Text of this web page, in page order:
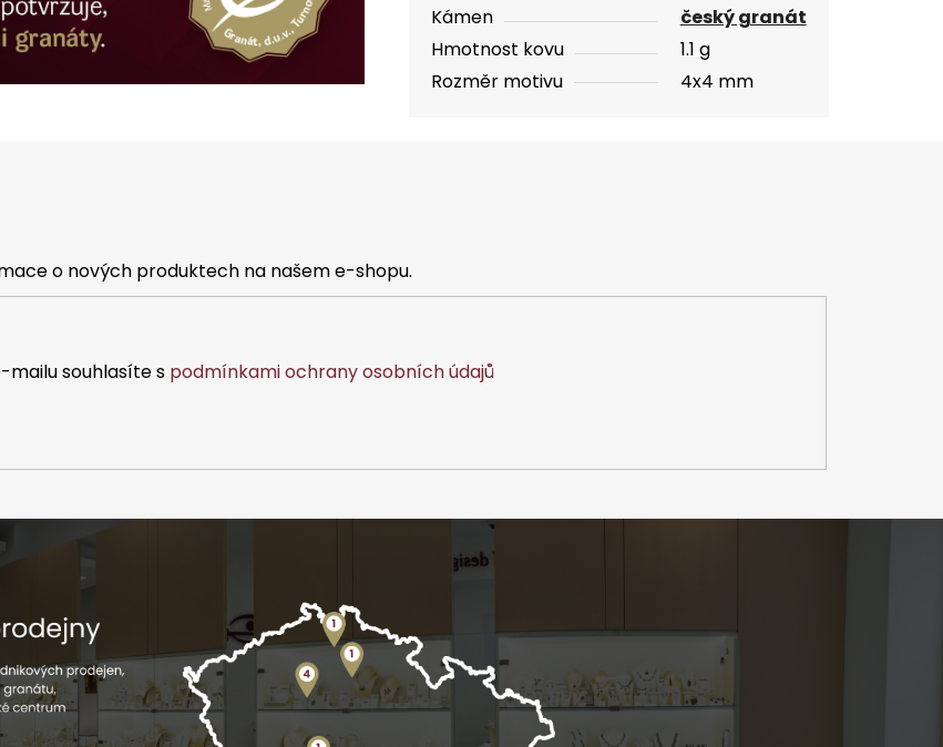
Kámen
český granát
Hmotnost kovu
1.1 g
Rozměr motivu
4x4 mm
o nových produktech na našem e-shopu.
mailu souhlasíte s podmínkami ochrany osobních údajů